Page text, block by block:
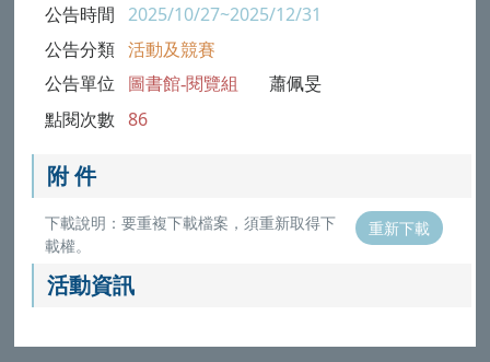
公告時間 2025/10/27~2025/12/31
公告分類 活動及競賽
公告單位 圖書館-閱覽組 蕭佩旻
點閱次數 86
附 件
下載說明：要重複下載檔案，須重新取得下
載權。
重新下載
活動資訊